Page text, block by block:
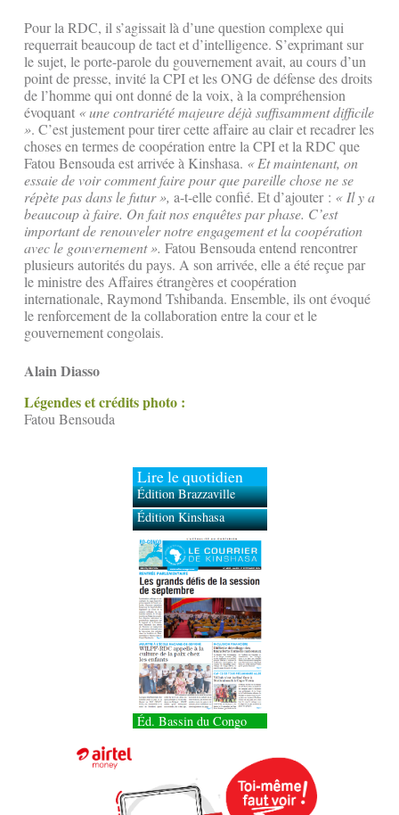
Pour la RDC, il s’agissait là d’une question complexe qui
requerrait beaucoup de tact et d’intelligence. S’exprimant sur
le sujet, le porte-parole du gouvernement avait, au cours d’un
point de presse, invité la CPI et les ONG de défense des droits
de l’homme qui ont donné de la voix, à la compréhension
évoquant « une contrariété majeure déjà suffisamment difficile
». C’est justement pour tirer cette affaire au clair et recadrer les
choses en termes de coopération entre la CPI et la RDC que
Fatou Bensouda est arrivée à Kinshasa. « Et maintenant, on
essaie de voir comment faire pour que pareille chose ne se
répète pas dans le futur », a-t-elle confié. Et d’ajouter : « Il y a
beaucoup à faire. On fait nos enquêtes par phase. C’est
important de renouveler notre engagement et la coopération
avec le gouvernement ». Fatou Bensouda entend rencontrer
plusieurs autorités du pays. A son arrivée, elle a été reçue par
le ministre des Affaires étrangères et coopération
internationale, Raymond Tshibanda. Ensemble, ils ont évoqué
le renforcement de la collaboration entre la cour et le
gouvernement congolais.
Alain Diasso
Légendes et crédits photo :
Fatou Bensouda
Lire le quotidien
Édition Brazzaville
Édition Kinshasa
Éd. Bassin du Congo